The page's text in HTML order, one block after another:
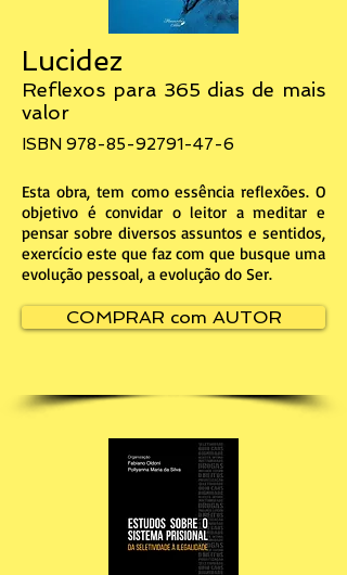
Lucidez
Reflexos para 365 dias de mais
valor
ISBN 978-85-92791-47-6
Esta obra, tem como essência reflexões. O
objetivo é convidar o leitor a meditar e
pensar sobre diversos assuntos e sentidos,
exercício este que faz com que busque uma
evolução pessoal, a evolução do Ser.
COMPRAR com AUTOR